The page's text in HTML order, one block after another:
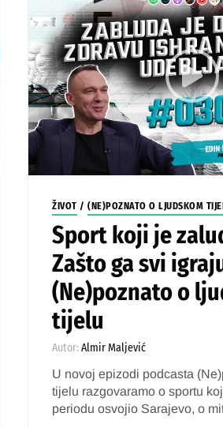
ŽIVOT / (NE)POZNATO O LJUDSKOM
Sport koji je
Zašto ga svi
(Ne)poznato o
tijelu
Autor: Almir Maljević
U novoj epizodi podcasta
tijelu razgovaramo o sportu
periodu osvojio Sarajevo, o